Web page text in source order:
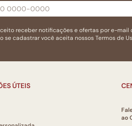
receber notificações e ofertas por e-mail
se cadastrar você aceita nossosTermos de
ÚTEIS
ao